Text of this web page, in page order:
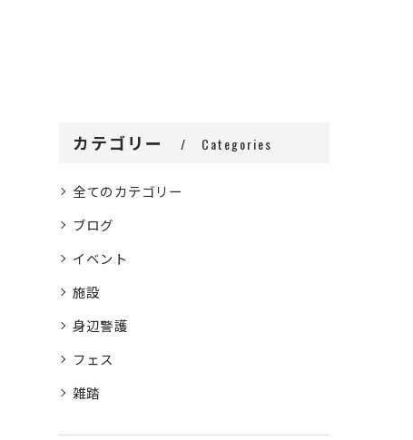
カテゴリー Categories
全てのカテゴリー
ブログ
イベント
施設
身辺警護
フェス
雑踏